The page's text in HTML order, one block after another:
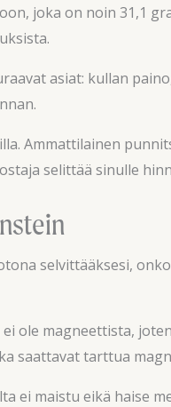
joka on noin 31,1
asiat: kullan
Ammattilainen
selittää sinulle
selvittääksesi,
ole magneettista,
saattavat tarttua
ei maistu eikä haise